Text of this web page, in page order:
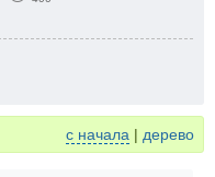
с начала | дерево